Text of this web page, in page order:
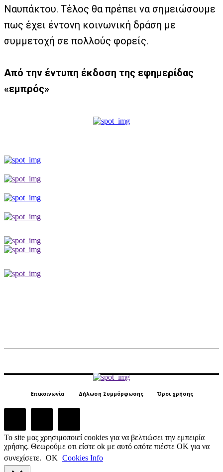
Ναυπάκτου. Τέλος θα πρέπει να σημειώσουμε
πως έχει έντονη κοινωνική δράση με
συμμετοχή σε πολλούς φορείς.
Από την έντυπη έκδοση της εφημερίδας
«εμπρός»
Επικοινωνία Δήλωση Συμμόρφωσης Όροι χρήσης
Το site μας χρησιμοποιεί cookies για να βελτιώσει την εμπειρία
χρήσης. Θεωρούμε οτι είστε ok με αυτό οπότε πιέστε ΟΚ για να
συνεχίσετε. ΟΚ Cookies Info